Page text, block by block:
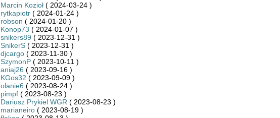
Marcin Kozioł( 2024-03-24 )
rytkapiotr( 2024-01-24 )
robson ( 2024-01-20 )
Konop73 ( 2024-01-07 )
snikers89 ( 2023-12-31 )
SnikerS( 2023-12-31 )
djcargo( 2023-11-30 )
SzymonP( 2023-10-11 )
aniaj26 ( 2023-09-16 )
KGos32 ( 2023-09-09 )
olanie6 ( 2023-08-24 )
pimpf( 2023-08-23 )
Dariusz Prykiel WGR ( 2023-08-23 )
marianeiro( 2023-08-19 )